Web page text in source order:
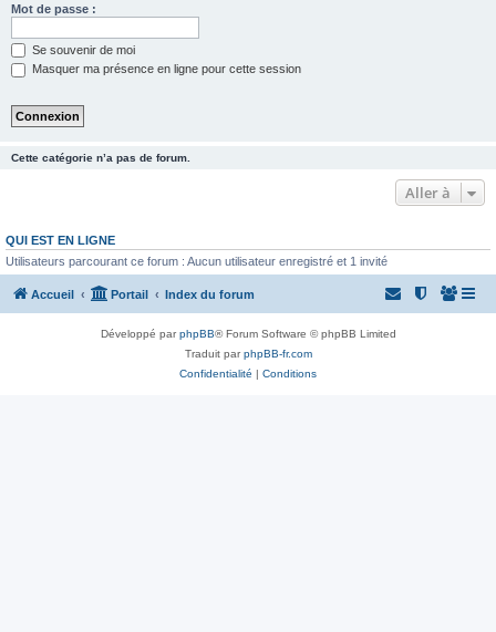
Mot de passe :
Se souvenir de moi
Masquer ma présence en ligne pour cette session
Cette catégorie n’a pas de forum.
Aller à
QUI EST EN LIGNE
Utilisateurs parcourant ce forum : Aucun utilisateur enregistré et 1 invité
Accueil Portail Index du forum
Développé parphpBB® Forum Software © phpBB Limited
Traduit parphpBB-fr.com
Confidentialité | Conditions